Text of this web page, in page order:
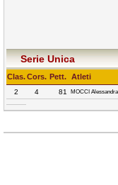
Serie Unica
Clas.Cors. Pett. Atleti
2 4 81 MOCCI